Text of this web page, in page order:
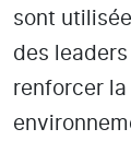
sont
des
renforcer